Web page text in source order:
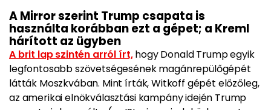
A Mirror szerint Trump csapata is
használta korábban ezt a gépet; a Kreml
hárított az ügyben
A brit lap szintén arról írt,hogy Donald Trump egyik
legfontosabb szövetségesének magánrepülőgépét
látták Moszkvában. Mint írták, Witkoff gépét előzőleg,
az amerikai elnökválasztási kampány idején Trump